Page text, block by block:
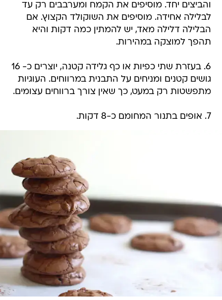
והביצים יחד. מוסיפים את הקמח ומערבבים רק עד
לבלילה אחידה. מוסיפים את השוקולד הקצוץ. אם
הבלילה דלילה מאד, יש להמתין כמה דקות והיא
תהפך למוצקה במהירות.
6. בעזרת שתי כפיות או כף גלידה קטנה, יוצרים כ- 16
גושים קטנים ומניחים על התבנית במרווחים. העוגיות
מתפשטות רק במעט, כך שאין צורך ברווחים עצומים.
7. אופים בתנור המחומם כ-8 דקות.